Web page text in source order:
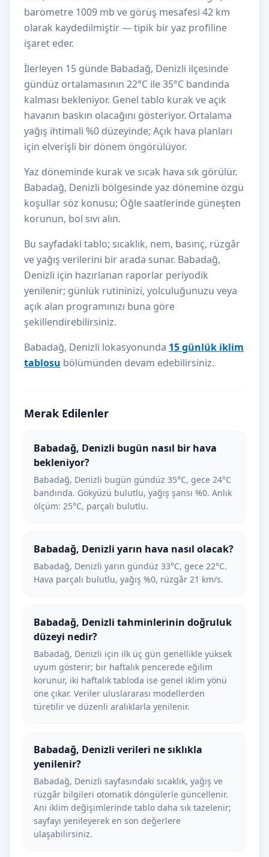
barometre 1009 mb ve görüş mesafesi 42 km
olarak kaydedilmiştir — tipik bir yaz profiline
işaret eder.
İlerleyen 15 günde Babadağ, Denizli ilçesinde
gündüz ortalamasının 22°C ile 35°C bandında
kalması bekleniyor. Genel tablo kurak ve açık
havanın baskın olacağını gösteriyor. Ortalama
yağış ihtimali %0 düzeyinde; Açık hava planları
için elverişli bir dönem öngörülüyor.
Yaz döneminde kurak ve sıcak hava sık görülür.
Babadağ, Denizli bölgesinde yaz dönemine özgü
koşullar söz konusu; Öğle saatlerinde güneşten
korunun, bol sıvı alın.
Bu sayfadaki tablo; sıcaklık, nem, basınç, rüzgâr
ve yağış verilerini bir arada sunar. Babadağ,
Denizli için hazırlanan raporlar periyodik
yenilenir; günlük rutininizi, yolculuğunuzu veya
açık alan programınızı buna göre
şekillendirebilirsiniz.
Babadağ, Denizli lokasyonunda 15 günlük iklim
tablosu bölümünden devam edebilirsiniz.
Merak Edilenler
Babadağ, Denizli bugün nasıl bir hava
bekleniyor?
Babadağ, Denizli bugün gündüz 35°C, gece 24°C
bandında. Gökyüzü bulutlu, yağış şansı %0. Anlık
ölçüm: 25°C, parçalı bulutlu.
Babadağ, Denizli yarın hava nasıl olacak?
Babadağ, Denizli yarın gündüz 33°C, gece 22°C.
Hava parçalı bulutlu, yağış %0, rüzgâr 21 km/s.
Babadağ, Denizli tahminlerinin doğruluk
düzeyi nedir?
Babadağ, Denizli için ilk üç gün genellikle yüksek
uyum gösterir; bir haftalık pencerede eğilim
korunur, iki haftalık tabloda ise genel iklim yönü
öne çıkar. Veriler uluslararası modellerden
türetilir ve düzenli aralıklarla yenilenir.
Babadağ, Denizli verileri ne sıklıkla
yenilenir?
Babadağ, Denizli sayfasındaki sıcaklık, yağış ve
rüzgâr bilgileri otomatik döngülerle güncellenir.
Ani iklim değişimlerinde tablo daha sık tazelenir;
sayfayı yenileyerek en son değerlere
ulaşabilirsiniz.